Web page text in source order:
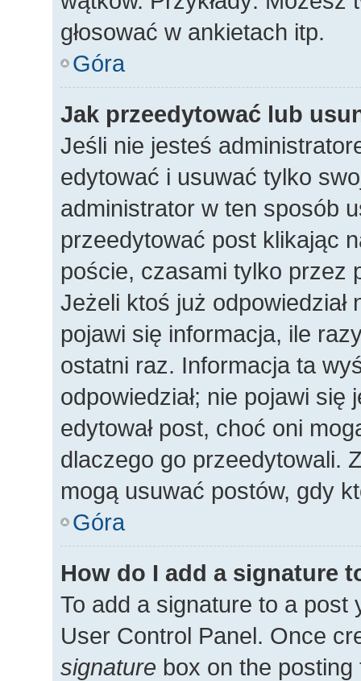
głosować w ankietach itp.
Góra
Jak przeedytować lub
Jeśli nie jesteś
edytować i usuwać tylko
administrator w ten sposób
przeedytować post klikając
poście, czasami tylko przez
Jeżeli ktoś już
pojawi się informacja, ile
ostatni raz. Informacja ta
odpowiedział; nie pojawi
edytował post, choć oni
dlaczego go przeedytowali.
mogą usuwać postów, gdy
Góra
How do I add a signature
To add a signature to a
User Control Panel. Once
signature box on the